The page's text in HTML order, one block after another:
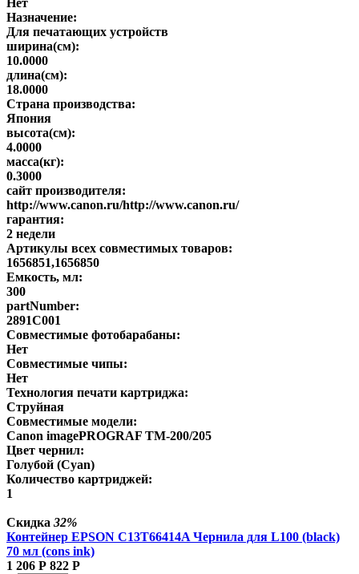
Назначение:
Для печатающих устройств
ширина(см):
10.0000
длина(см):
18.0000
Страна производства:
Япония
высота(см):
4.0000
масса(кг):
0.3000
сайт производителя:
http://www.canon.ru/http://www.canon.ru/
гарантия:
2 недели
Артикулы всех совместимых товаров:
1656851,1656850
Емкость, мл:
300
partNumber:
2891C001
Совместимые фотобарабаны:
Нет
Совместимые чипы:
Нет
Технология печати картриджа:
Струйная
Совместимые модели:
Canon imagePROGRAF TM-200/205
Цвет чернил:
Голубой (Cyan)
Количество картриджей:
1
Скидка 32%
Контейнер EPSON C13T66414A Чернила для L100 (black)
70 мл (cons ink)
1 206 Р 822 Р